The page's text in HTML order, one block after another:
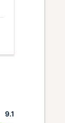
9.1